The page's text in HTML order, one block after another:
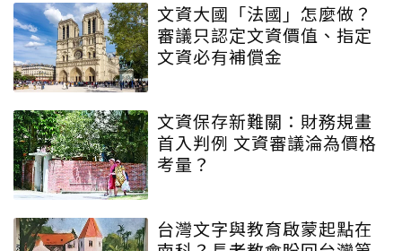
文資大國「法國」怎麼做？
審議只認定文資價值、指定
文資必有補償金
文資保存新難關：財務規畫
首入判例 文資審議淪為價格
考量？
台灣文字與教育啟蒙起點在